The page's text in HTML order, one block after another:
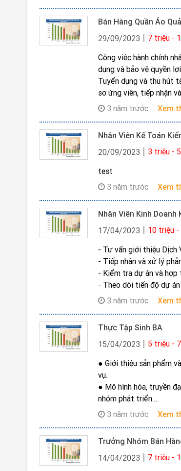
Bán Hàng Quần Áo
29/09/2023
7 triệu -
Công việc hành chính
dụng và bảo vệ quyền
Tuyển dụng và thu hút
sơ ứng viên, tiếp nhận
Đào tạo và phát triển
Quản lý lương và chế
chế độ bảo hiểm và
xuất các hoạt động và
Giải quyết các vấn đề
giải quyết các tranh
Phát triển chính sách
3 năm trước Xem
Nhân Viên Kế Toán
20/09/2023
3 triệu -
test
3 năm trước
Xem
Nhân Viên Kinh Doanh
17/04/2023
10 triệu
- Tư vấn giới thiệu Dịch
- Tiếp nhận và xử lý
- Kiểm tra dự án và
- Theo dõi tiến độ dự án
3 năm trước
Xem
Thực Tập Sinh BA
15/04/2023
5 triệu -
● Giới thiệu sản phẩm
vụ.
● Mô hình hóa, truyền
nhóm phát triển.
● Kiểm thử, đào tạo và
3 năm trước Xem
Trưởng Nhóm Bán
14/04/2023
7 triệu -